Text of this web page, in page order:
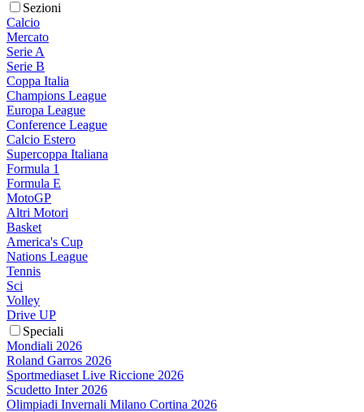
Sezioni
Calcio
Mercato
Serie A
Serie B
Coppa Italia
Champions League
Europa League
Conference League
Calcio Estero
Supercoppa Italiana
Formula 1
Formula E
MotoGP
Altri Motori
Basket
America's Cup
Nations League
Tennis
Sci
Volley
Drive UP
Speciali
Mondiali 2026
Roland Garros 2026
Sportmediaset Live Riccione 2026
Scudetto Inter 2026
Olimpiadi Invernali Milano Cortina 2026